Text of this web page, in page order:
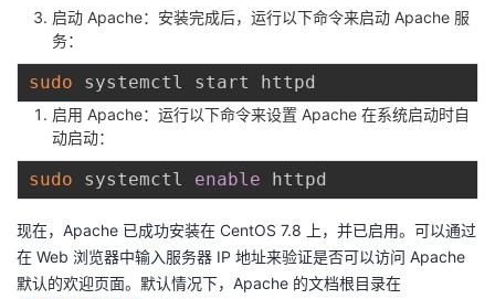
启动 Apache：安装完成后，运行以下命令来启动 Apache 服
务：
sudo
启用 Apache：运行以下命令来设置 Apache 在系统启动时自
动启动：
sudo systemctl enable
现在，Apache 已成功安装在 CentOS 7.8 上，并已启用。可以通过
在 Web 浏览器中输入服务器 IP 地址来验证是否可以访问 Apache
默认的欢迎页面。默认情况下，Apache 的文档根目录在